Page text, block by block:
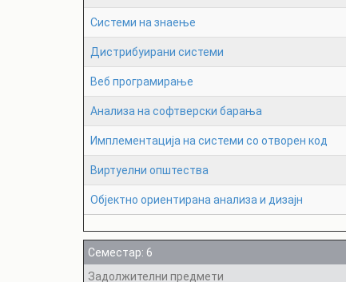
Системи на знаење
Дистрибуирани системи
Веб програмирање
Анализа на софтверски барања
Имплементација на системи со отворен код
Виртуелни општества
Објектно ориентирана анализа и дизајн
Семестар: 6
Задолжителни предмети